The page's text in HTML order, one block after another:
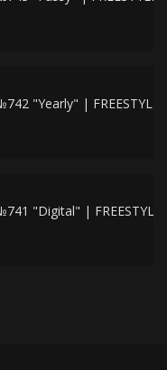
"Yearly" |
"Digital" |